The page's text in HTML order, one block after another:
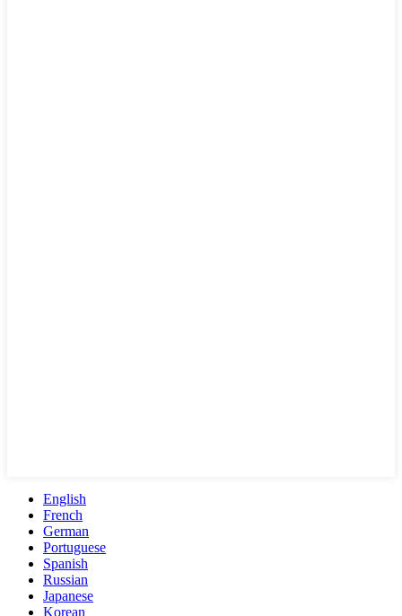
English
French
German
Portuguese
Spanish
Russian
Japanese
Korean